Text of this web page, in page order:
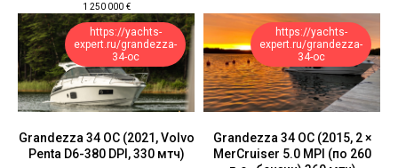
1 250 000 €
https://yachts-
expert.ru/grandezza-
34-oc
Grandezza 34 OC (2021, Volvo
Penta D6-380 DPI, 330 мтч)
https://yachts-
expert.ru/grandezza-
34-oc
Grandezza 34 OC (2015, 2 ×
MerCruiser 5.0 MPI (по 260